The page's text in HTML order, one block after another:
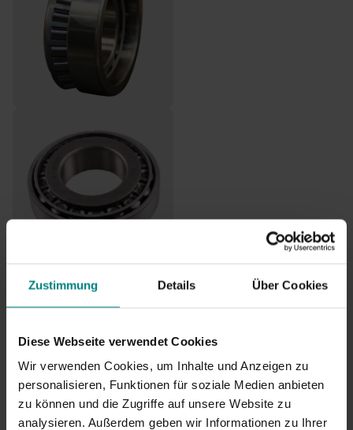
Zustimmung Details Über Cookies
Diese Webseite verwendet Cookies
Wir verwenden Cookies, um Inhalte und Anzeigen zu
personalisieren, Funktionen für soziale Medien anbieten
zu können und die Zugriffe auf unsere Website zu
analysieren. Außerdem geben wir Informationen zu Ihrer
BPW Kegelrollenlager -
Produktbeschreibung